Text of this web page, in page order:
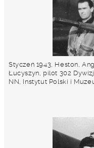
Styczeń 1943, Heston,
Łucyszyn, pilot 302
NN, Instytut Polski i